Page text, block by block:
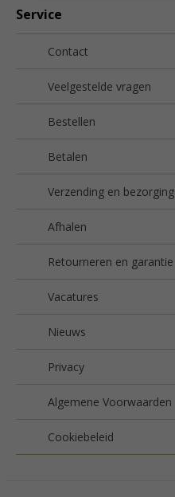
Service
Contact
Veelgestelde vragen
Bestellen
Betalen
Verzending en bezorging
Afhalen
Retourneren en garantie
Vacatures
Nieuws
Privacy
Algemene Voorwaarden
Cookiebeleid